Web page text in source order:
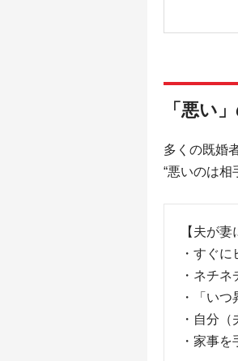
「悪い
多くの既婚
“悪いのは相
【夫が
・すぐ
・ネチネ
・「い
・自分
・家事を